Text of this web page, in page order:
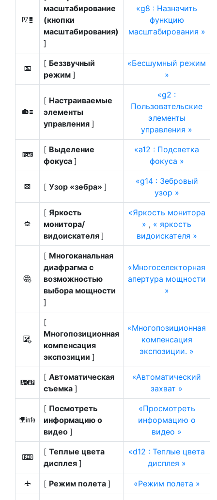
v
масштабирование
(кнопки
масштабирования)
]
g8 : Назначить
функцию
масштабирования
L
[ Беззвучный
режим ]
Бесшумный режим
w
[ Настраиваемые
элементы
управления ]
g2 :
Пользовательские
элементы
управления
W
[ Выделение
фокуса ]
a12 : Подсветка
фокуса
9 [ Узор «зебра» ]
g14 : Зебровый
узор
3
[ Яркость
монитора/
видоискателя ]
Яркость монитора
,
яркость
видоискателя
8
[ Многоканальная
диафрагма с
возможностью
выбора мощности
]
Многоселекторная
апертура мощности
9
[
Многопозиционная
компенсация
экспозиции ]
Многопозиционная
компенсация
экспозиции.
X
[ Автоматическая
съемка ]
Автоматический
захват
l
[ Посмотреть
информацию о
видео ]
Просмотреть
информацию о
видео
v
[ Теплые цвета
дисплея ]
d12 : Теплые цвета
дисплея
u [ Режим полета ] Режим полета